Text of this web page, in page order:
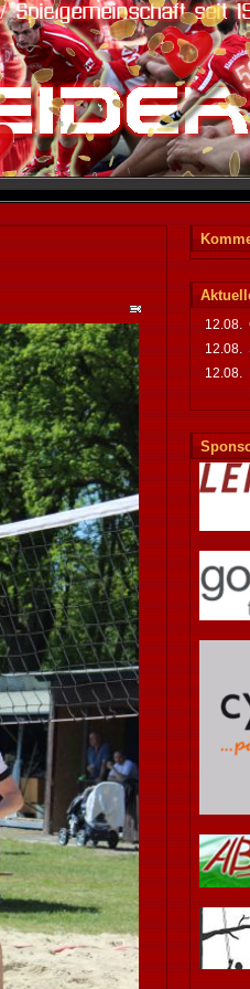
12.08.
12.08.
12.08.